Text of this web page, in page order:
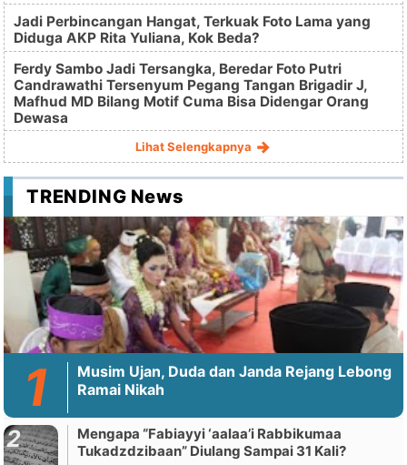
Jadi Perbincangan Hangat, Terkuak Foto Lama yang
Diduga AKP Rita Yuliana, Kok Beda?
Ferdy Sambo Jadi Tersangka, Beredar Foto Putri
Candrawathi Tersenyum Pegang Tangan Brigadir J,
Mafhud MD Bilang Motif Cuma Bisa Didengar Orang
Dewasa
Lihat Selengkapnya
TRENDING News
Musim Ujan, Duda dan Janda Rejang Lebong
Ramai Nikah
Mengapa “Fabiayyi ‘aalaa’i Rabbikumaa
Tukadzdzibaan” Diulang Sampai 31 Kali?